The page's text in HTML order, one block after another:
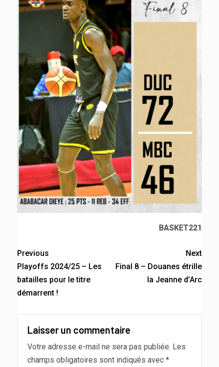
BASKET221
Previous
Playoffs 2024/25 – Les
batailles pour le titre
démarrent !
Next
Final 8 – Douanes étrille
la Jeanne d’Arc
Laisser un commentaire
Votre adresse e-mail ne sera pas publiée. Les
champs obligatoires sont indiqués avec *